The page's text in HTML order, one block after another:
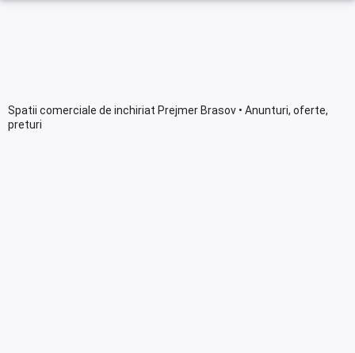
Spatii comerciale de inchiriat Prejmer Brasov • Anunturi, oferte,
preturi